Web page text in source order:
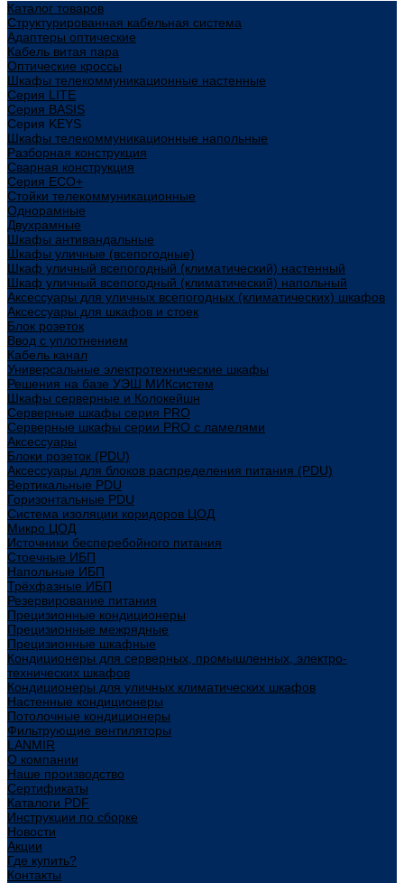
Каталог товаров
Структурированная кабельная система
Адаптеры оптические
Кабель витая пара
Оптические кроссы
Шкафы телекоммуникационные настенные
Cерия LITE
Cерия BASIS
Cерия KEYS
Шкафы телекоммуникационные напольные
Разборная конструкция
Сварная конструкция
Серия ECO+
Стойки телекоммуникационные
Однорамные
Двухрамные
Шкафы антивандальные
Шкафы уличные (всепогодные)
Шкаф уличный всепогодный (климатический) настенный
Шкаф уличный всепогодный (климатический) напольный
Аксессуары для уличных всепогодных (климатических) шкафов
Аксессуары для шкафов и стоек
Блок розеток
Ввод с уплотнением
Кабель канал
Универсальные электротехнические шкафы
Решения на базе УЭШ МИКсистем
Шкафы серверные и Колокейшн
Серверные шкафы серия PRO
Серверные шкафы серии PRO с ламелями
Аксессуары
Блоки розеток (PDU)
Аксессуары для блоков распределения питания (PDU)
Вертикальные PDU
Горизонтальные PDU
Система изоляции коридоров ЦОД
Микро ЦОД
Источники бесперебойного питания
Стоечные ИБП
Напольные ИБП
Трёхфазные ИБП
Резервирование питания
Прецизионные кондиционеры
Прецизионные межрядные
Прецизионные шкафные
Кондиционеры для серверных, промышленных, электро-
технических шкафов
Кондиционеры для уличных климатических шкафов
Настенные кондиционеры
Потолочные кондиционеры
Фильтрующие вентиляторы
LANMIR
О компании
Наше производство
Сертификаты
Каталоги PDF
Инструкции по сборке
Новости
Акции
Где купить?
Контакты